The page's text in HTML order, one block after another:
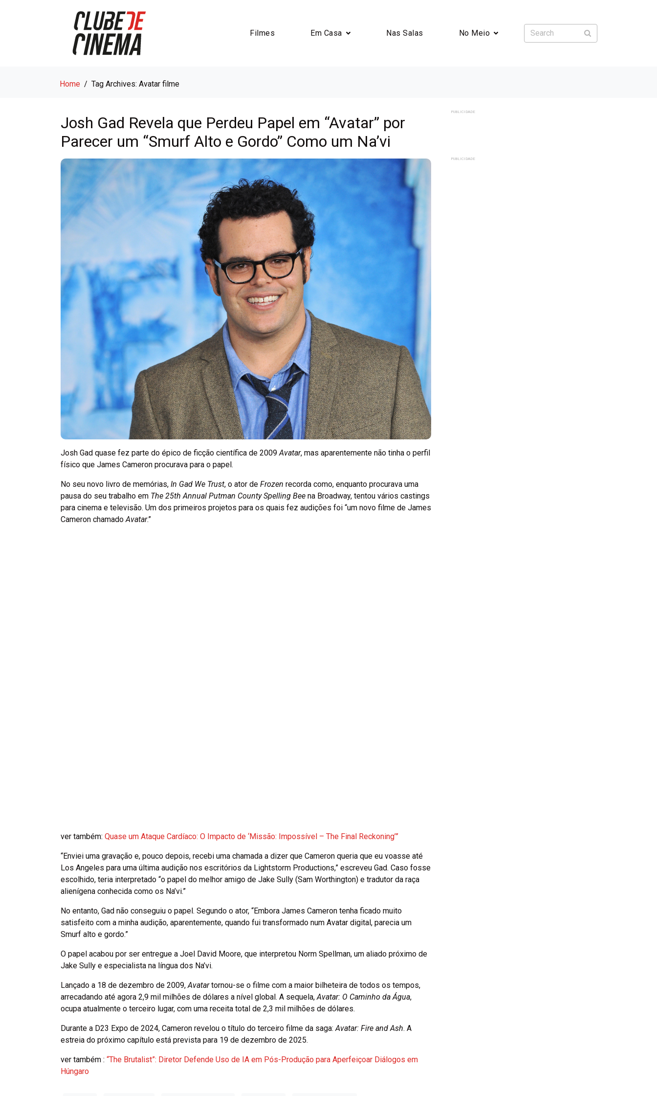
Filmes Em Casa Nas Salas No Meio
Home Tag Archives: Avatar filme
Josh Gad Revela que Perdeu Papel em “Avatar” por
Parecer um “Smurf Alto e Gordo” Como um Na’vi
Josh Gad quase fez parte do épico de ficção científica de 2009 Avatar, mas aparentemente não tinha o perfil
físico que James Cameron procurava para o papel.
No seu novo livro de memórias, In Gad We Trust, o ator de Frozen recorda como, enquanto procurava uma
pausa do seu trabalho em The 25th Annual Putman County Spelling Bee na Broadway, tentou vários castings
para cinema e televisão. Um dos primeiros projetos para os quais fez audições foi “um novo filme de James
Cameron chamado Avatar.”
ver também: Quase um Ataque Cardíaco: O Impacto de ‘Missão: Impossível – The Final Reckoning’”
“Enviei uma gravação e, pouco depois, recebi uma chamada a dizer que Cameron queria que eu voasse até
Los Angeles para uma última audição nos escritórios da Lightstorm Productions,” escreveu Gad. Caso fosse
escolhido, teria interpretado “o papel do melhor amigo de Jake Sully (Sam Worthington) e tradutor da raça
alienígena conhecida como os Na’vi.”
No entanto, Gad não conseguiu o papel. Segundo o ator, “Embora James Cameron tenha ficado muito
satisfeito com a minha audição, aparentemente, quando fui transformado num Avatar digital, parecia um
Smurf alto e gordo.”
O papel acabou por ser entregue a Joel David Moore, que interpretou Norm Spellman, um aliado próximo de
Jake Sully e especialista na língua dos Na’vi.
Lançado a 18 de dezembro de 2009, Avatartornou-se o filme com a maior bilheteira de todos os tempos,
arrecadando até agora 2,9 mil milhões de dólares a nível global. A sequela, Avatar: O Caminho da Água,
ocupa atualmente o terceiro lugar, com uma receita total de 2,3 mil milhões de dólares.
Durante a D23 Expo de 2024, Cameron revelou o título do terceiro filme da saga: Avatar: Fire and Ash. A
estreia do próximo capítulo está prevista para 19 de dezembro de 2025.
ver também : “The Brutalist”: Diretor Defende Uso de IA em Pós-Produção para Aperfeiçoar Diálogos em
Húngaro
PUBLICIDADE
PUBLICIDADE